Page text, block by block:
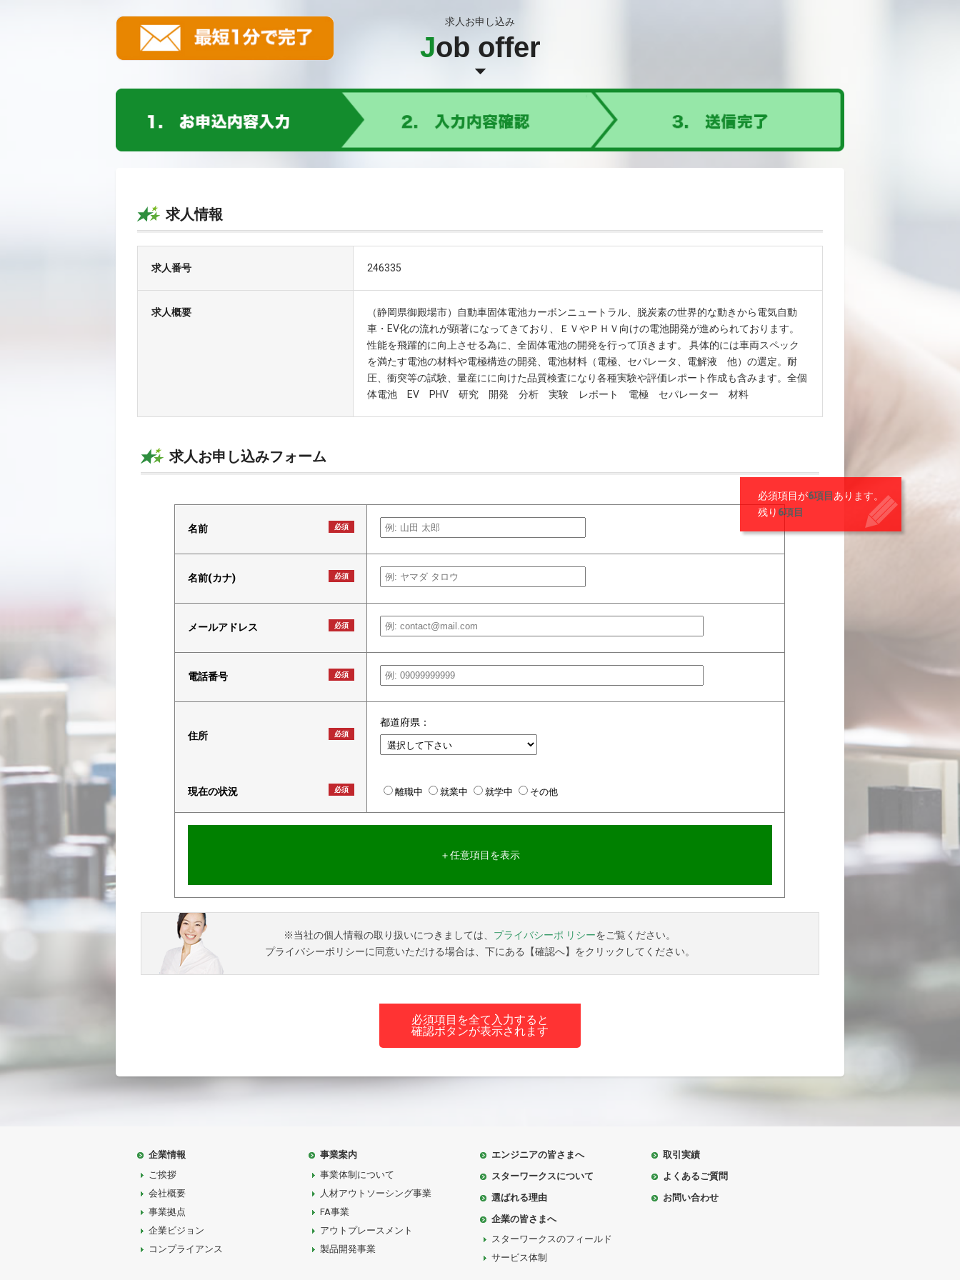
求人お申し込み
Job offer
求人情報
求人番号 246335
求人概要
（静岡県御殿場市）自動車固体電池カーボンニュートラル、脱炭素の世界的な動きから電気自動
車・EV化の流れが顕著になってきており、ＥＶやＰＨＶ向けの電池開発が進められております。
性能を飛躍的に向上させる為に、全固体電池の開発を行って頂きます。 具体的には車両スペック
を満たす電池の材料や電極構造の開発、電池材料（電極、セパレータ、電解液 他）の選定。耐
圧、衝突等の試験、量産にに向けた品質検査になり各種実験や評価レポート作成も含みます。全個
体電池 EV PHV 研究 開発 分析 実験 レポート 電極 セパレーター 材料
求人お申し込みフォーム
必須項目が6項目 あります。
残り 6項目
名前 必須
名前(カナ) 必須
メールアドレス 必須
電話番号 必須
住所 必須
都道府県：
現在の状況 必須 離職中 就業中 就学中 その他
＋任意項目を表示
※当社の個人情報の取り扱いにつきましては、 プライバシーポ リシーをご覧ください。
プライバシーポリシーに同意いただける場合は、下にある【確認へ】をクリックしてください。
必須項目を全て入力すると
確認ボタンが表示されます
企業情報
ご挨拶
会社概要
事業拠点
企業ビジョン
コンプライアンス
事業案内
事業体制について
人材アウトソーシング事業
FA事業
アウトプレースメント
製品開発事業
エンジニアの皆さまへ
スターワークスについて
選ばれる理由
企業の皆さまへ
スターワークスのフィールド
サービス体制
取引実績
よくあるご質問
お問い合わせ